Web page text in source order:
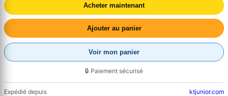
Acheter maintenant
Ajouter au panier
Voir mon panier
🔒 Paiement sécurisé
Expédié depuis
ktjunior.com